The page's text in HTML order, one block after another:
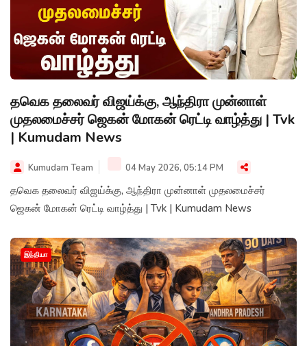
தவெக தலைவர் விஜய்க்கு, ஆந்திரா முன்னாள்
முதலமைச்சர் ஜெகன் மோகன் ரெட்டி வாழ்த்து | Tvk
| Kumudam News
Kumudam Team 04 May 2026, 05:14 PM
தவெக தலைவர் விஜய்க்கு, ஆந்திரா முன்னாள் முதலமைச்சர்
ஜெகன் மோகன் ரெட்டி வாழ்த்து | Tvk | Kumudam News
இந்தியா